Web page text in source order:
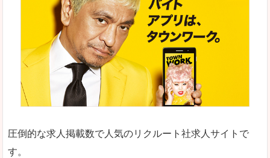
圧倒的な求人掲載数で人気のリクルート社求人サイトで
す。